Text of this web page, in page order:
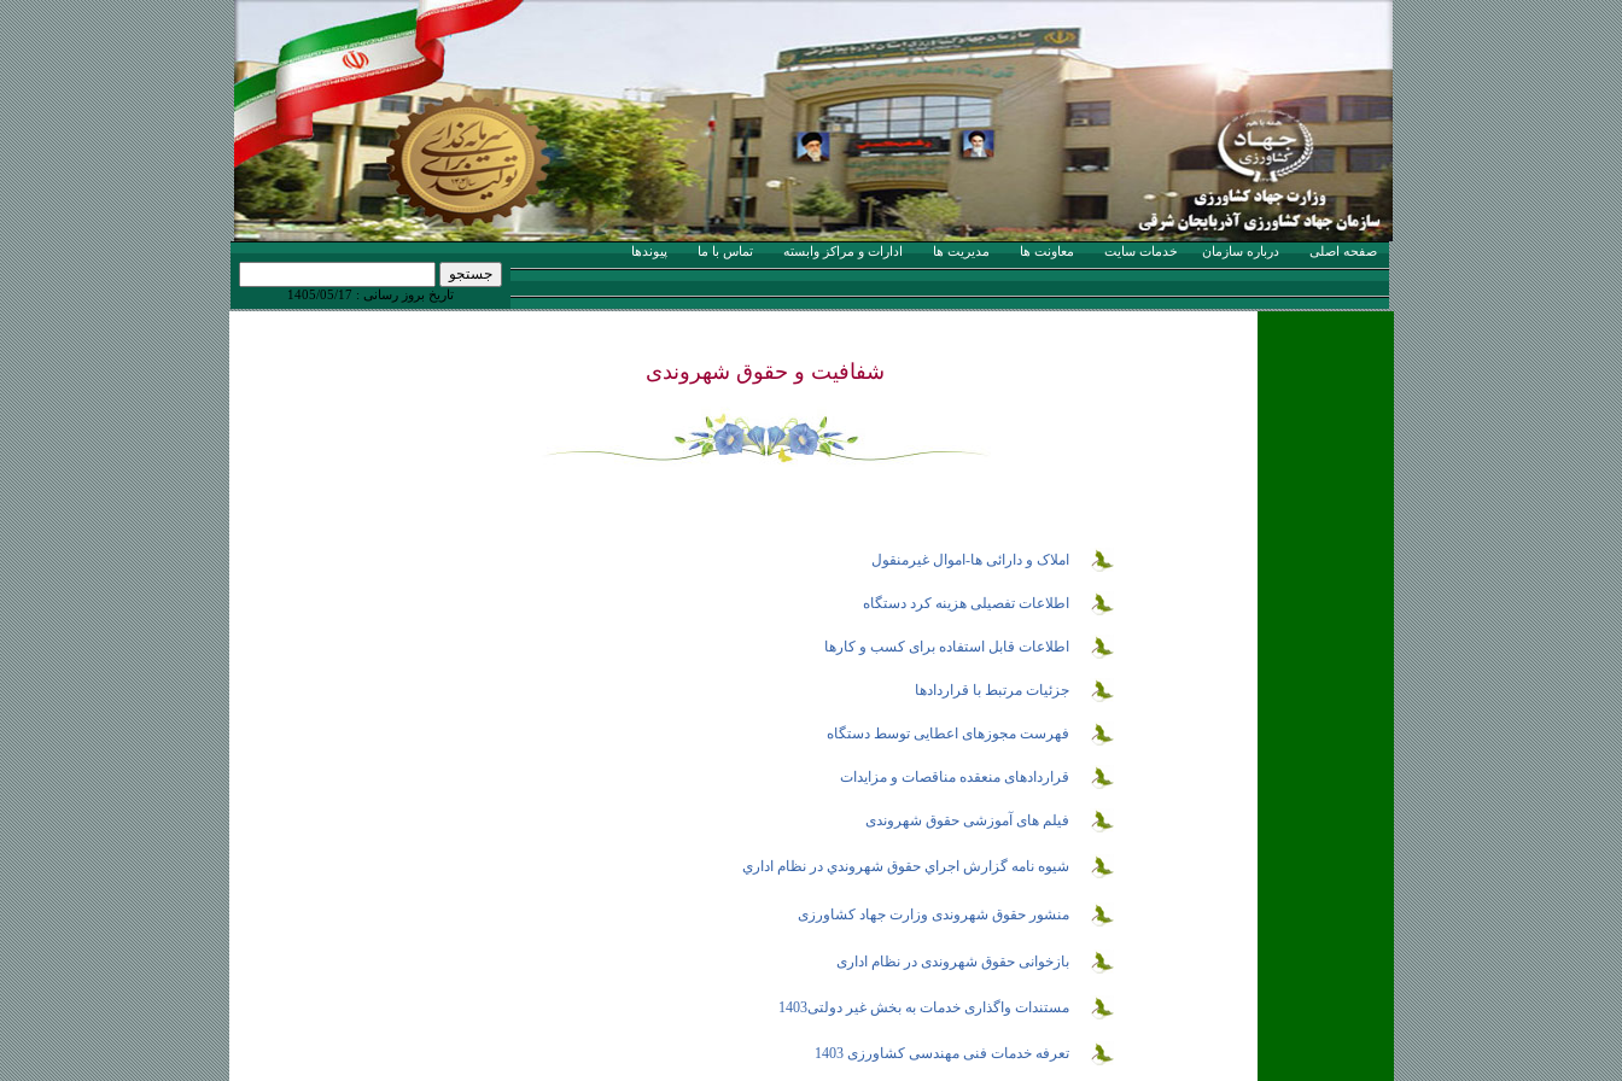
صفحه اصلی درباره سازمان خدمات سایت معاونت ها مدیریت ها ادارات و مراکز وابسته تماس با ما پيوندها
تاریخ بروز رسانی : 1405/05/17
شفافیت و حقوق شهروندی
املاک و دارائی ها-اموال غیرمنقول
اطلاعات تفصیلی هزینه کرد دستگاه
اطلاعات قابل استفاده برای کسب و کارها
جزئیات مرتبط با قراردادها
فهرست مجوزهای اعطایی توسط دستگاه
قراردادهای منعقده مناقصات و مزایدات
فیلم های آموزشی حقوق شهروندی
شیوه نامه گزارش اجراي حقوق شهروندي در نظام اداري
منشور حقوق شهروندی وزارت جهاد کشاورزی
بازخوانی حقوق شهروندی در نظام اداری
مستندات واگذاری خدمات به بخش غیر دولتی1403
تعرفه خدمات فنی مهندسی کشاورزی 1403